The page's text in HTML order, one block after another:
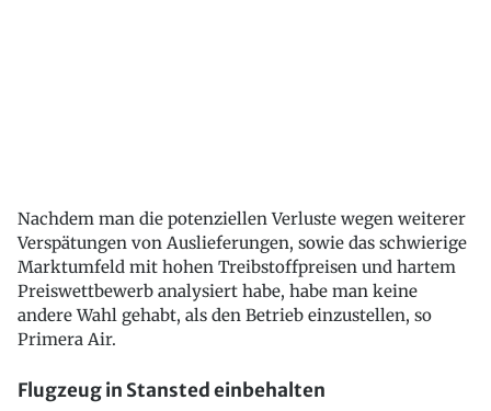
Nachdem man die potenziellen Verluste wegen weiterer
Verspätungen von Auslieferungen, sowie das schwierige
Marktumfeld mit hohen Treibstoffpreisen und hartem
Preiswettbewerb analysiert habe, habe man keine
andere Wahl gehabt, als den Betrieb einzustellen, so
Primera Air.
Flugzeug in Stansted einbehalten